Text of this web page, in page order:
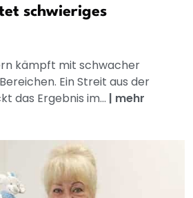
schwieriges
kämpft mit schwacher
Ein Streit aus der
das Ergebnis im... | mehr